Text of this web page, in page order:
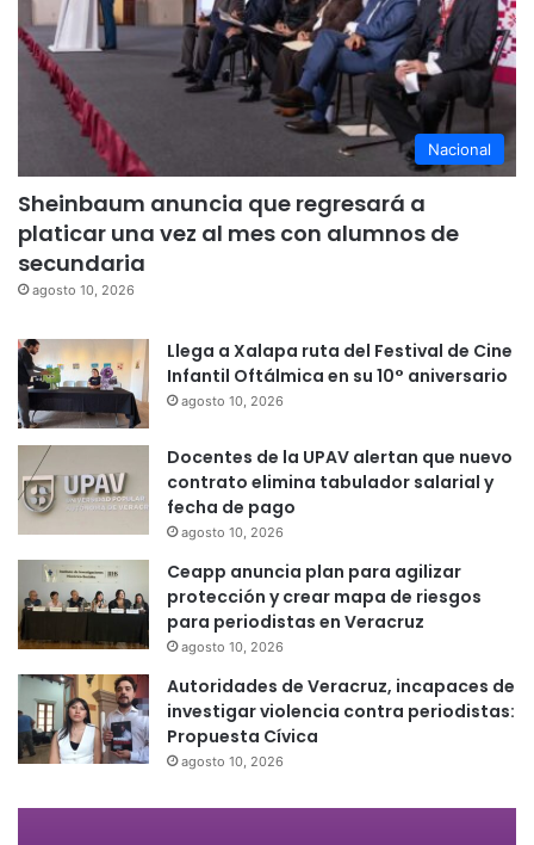
Nacional
Sheinbaum anuncia que regresará a
platicar una vez al mes con alumnos de
secundaria
agosto 10, 2026
Llega a Xalapa ruta del Festival de Cine
Infantil Oftálmica en su 10° aniversario
agosto 10, 2026
Docentes de la UPAV alertan que nuevo
contrato elimina tabulador salarial y
fecha de pago
agosto 10, 2026
Ceapp anuncia plan para agilizar
protección y crear mapa de riesgos
para periodistas en Veracruz
agosto 10, 2026
Autoridades de Veracruz, incapaces de
investigar violencia contra periodistas:
Propuesta Cívica
agosto 10, 2026